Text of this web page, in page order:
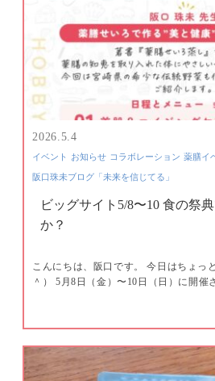
2026.5.4
イベント お知らせ コラボレーション 薬膳イ
阪口珠未ブログ「未来を信じてる」
ビッグサイト5/8〜10 食の祭
か？
こんにちは、阪口です。 今日はちょっ
＾） 5月8日（金）〜10日（日）に開催